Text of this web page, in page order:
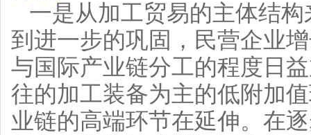
一是从加工贸易的主体结
到进一步的巩固，民营企业
与国际产业链分工的程度日
往的加工装备为主的低附加
业链的高端环节在延伸。在